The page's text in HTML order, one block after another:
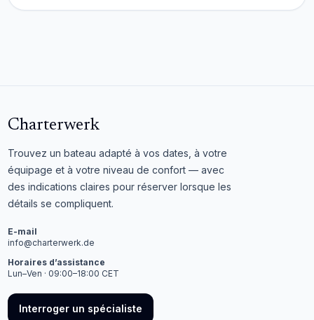
Charterwerk
Trouvez un bateau adapté à vos dates, à votre
équipage et à votre niveau de confort — avec
des indications claires pour réserver lorsque les
détails se compliquent.
E-mail
info@charterwerk.de
Horaires d’assistance
Lun–Ven · 09:00–18:00 CET
Interroger un spécialiste